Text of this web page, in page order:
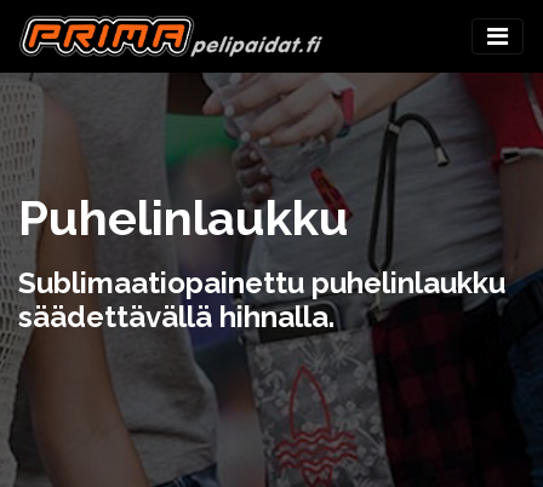
Puhelinlaukku
Sublimaatiopainettu puhelinlaukku
säädettävällä hihnalla.